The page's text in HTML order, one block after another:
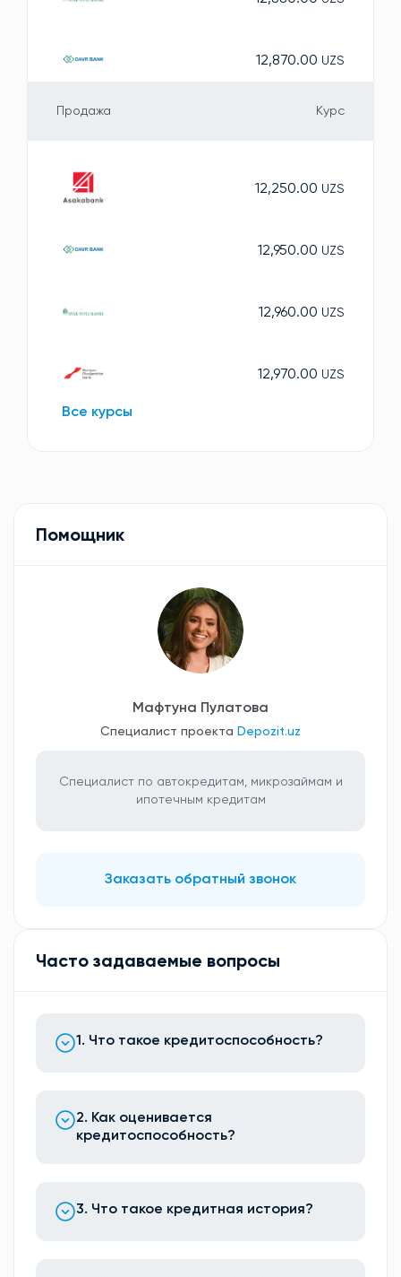
12,870.00 UZS
Продажа Курс
12,250.00 UZS
12,950.00 UZS
12,960.00 UZS
12,970.00 UZS
Все курсы
Помощник
Мафтуна Пулатова
Специалист проекта Depozit.uz
Специалист по автокредитам, микрозаймам и
ипотечным кредитам
Заказать обратный звонок
Часто задаваемые вопросы
1. Что такое кредитоспособность?
2. Как оценивается
кредитоспособность?
3. Что такое кредитная история?